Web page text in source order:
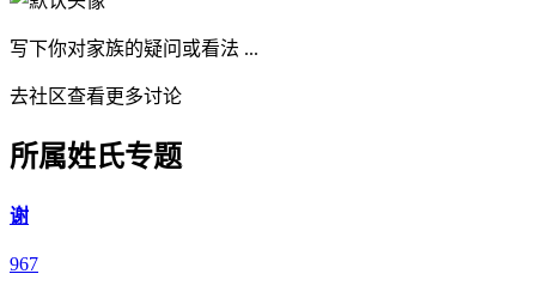
写下你对家族的疑问或看法 ...
去社区查看更多讨论
所属姓氏专题
谢
967